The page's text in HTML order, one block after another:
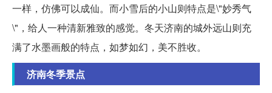
一样，仿佛可以成仙。而小雪后的小山则特点是\"妙秀气
\"，给人一种清新雅致的感觉。冬天济南的城外远山则充
满了水墨画般的特点，如梦如幻，美不胜收。
济南冬季景点